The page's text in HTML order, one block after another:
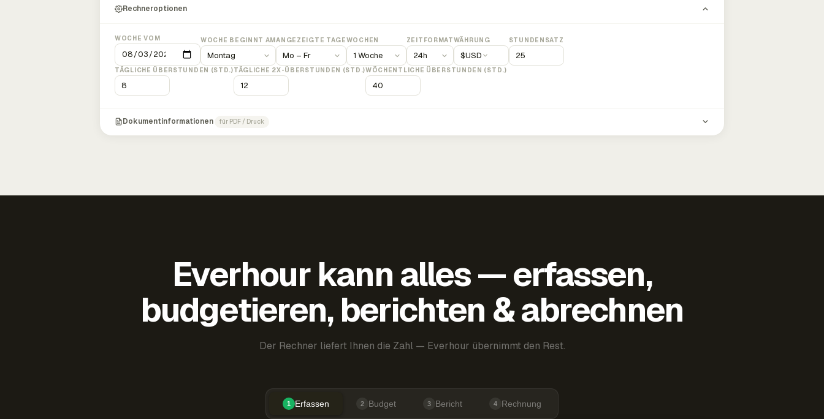
Rechneroptionen
WOCHE VOM WOCHE BEGINNT AMANGEZEIGTE TAGEWOCHEN ZEITFORMATWÄHRUNG
$USD
STUNDENSATZ
TÄGLICHE ÜBERSTUNDEN (STD.)TÄGLICHE 2X-ÜBERSTUNDEN (STD.)WÖCHENTLICHE ÜBERSTUNDEN (STD.)
Dokumentinformationen für PDF / Druck
Everhour kann alles — erfassen,
budgetieren, berichten & abrechnen
Der Rechner liefert Ihnen die Zahl — Everhour übernimmt den Rest.
1 Erfassen 2 Budget 3 Bericht 4 Rechnung